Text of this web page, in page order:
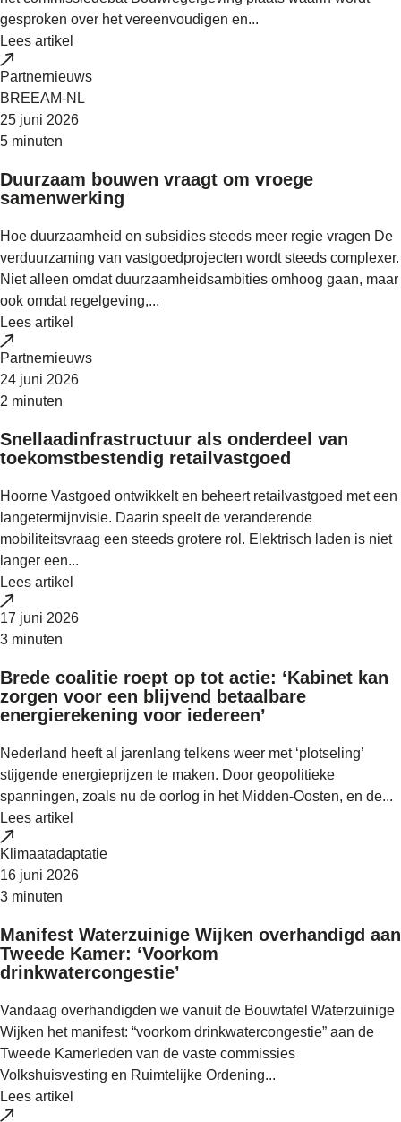
gesproken over het vereenvoudigen en...
Lees artikel
Partnernieuws
BREEAM-NL
25 juni 2026
5 minuten
Duurzaam bouwen vraagt om vroege
samenwerking
Hoe duurzaamheid en subsidies steeds meer regie vragen De
verduurzaming van vastgoedprojecten wordt steeds complexer.
Niet alleen omdat duurzaamheidsambities omhoog gaan, maar
ook omdat regelgeving,...
Lees artikel
Partnernieuws
24 juni 2026
2 minuten
Snellaadinfrastructuur als onderdeel van
toekomstbestendig retailvastgoed
Hoorne Vastgoed ontwikkelt en beheert retailvastgoed met een
langetermijnvisie. Daarin speelt de veranderende
mobiliteitsvraag een steeds grotere rol. Elektrisch laden is niet
langer een...
Lees artikel
17 juni 2026
3 minuten
Brede coalitie roept op tot actie: ‘Kabinet kan
zorgen voor een blijvend betaalbare
energierekening voor iedereen’
Nederland heeft al jarenlang telkens weer met ‘plotseling’
stijgende energieprijzen te maken. Door geopolitieke
spanningen, zoals nu de oorlog in het Midden-Oosten, en de...
Lees artikel
Klimaatadaptatie
16 juni 2026
3 minuten
Manifest Waterzuinige Wijken overhandigd aan
Tweede Kamer: ‘Voorkom
drinkwatercongestie’
Vandaag overhandigden we vanuit de Bouwtafel Waterzuinige
Wijken het manifest: “voorkom drinkwatercongestie” aan de
Tweede Kamerleden van de vaste commissies
Volkshuisvesting en Ruimtelijke Ordening...
Lees artikel